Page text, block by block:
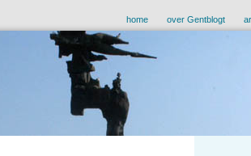
home over Gentblogt